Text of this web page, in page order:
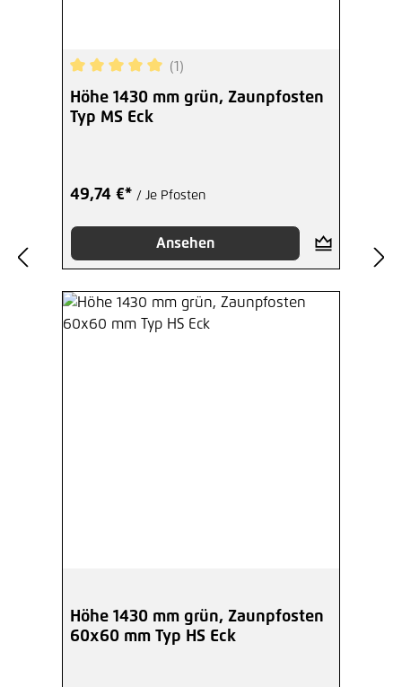
Durchschnittliche Bewertung von 5 von 5
(1)
Höhe 1430 mm grün, Zaunpfosten
Typ MS Eck
49,74 €* / Je Pfosten
Ansehen
Höhe 1430 mm grün, Zaunpfosten
60x60 mm Typ HS Eck